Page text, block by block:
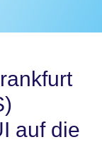
auf die